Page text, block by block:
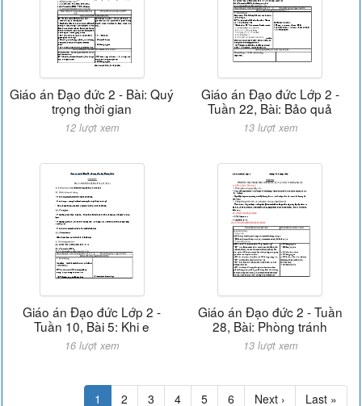
Giáo án Đạo đức 2 - Bài: Quý
trọng thời gian
12 lượt xem
Giáo án Đạo đức Lớp 2 -
Tuần 22, Bài: Bảo quả
13 lượt xem
Giáo án Đạo đức Lớp 2 -
Tuần 10, Bài 5: Khi e
16 lượt xem
Giáo án Đạo đức 2 - Tuần
28, Bài: Phòng tránh
13 lượt xem
1 2 3 4 5 6 Next › Last »